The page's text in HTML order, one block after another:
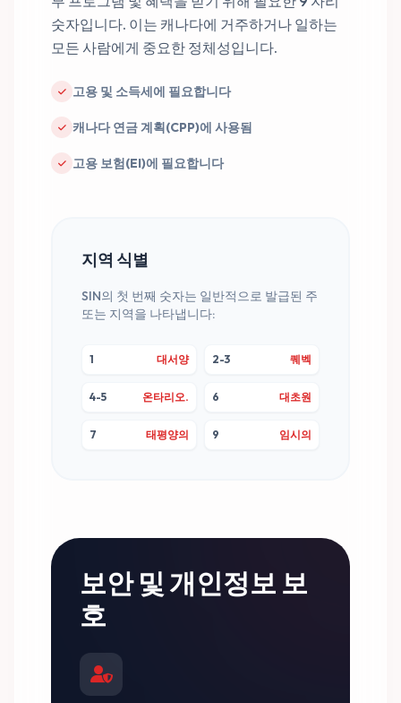
463 580 704
온타리오.
숫자입니다. 이는 캐나다에 거주하거나 일하는
모든 사람에게 중요한 정체성입니다.
고용 및 소득세에 필요합니다
캐나다 연금 계획(CPP)에 사용됨
고용 보험(EI)에 필요합니다
지역 식별
SIN의 첫 번째 숫자는 일반적으로 발급된 주
또는 지역을 나타냅니다:
1 대서양 2-3 퀘벡
4-5 온타리오. 6 대초원
7 태평양의 9 임시의
보안 및 개인정보 보
호